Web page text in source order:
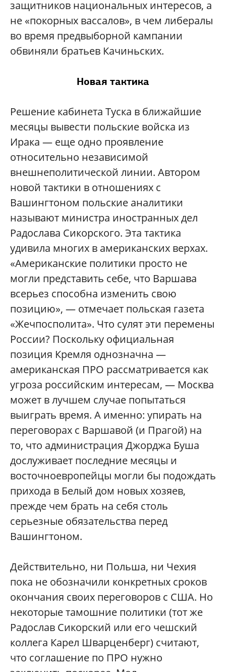
защитников национальных интересов, а
не «покорных вассалов», в чем либералы
во время предвыборной кампании
обвиняли братьев Качиньских.
Новая тактика
Решение кабинета Туска в ближайшие
месяцы вывести польские войска из
Ирака — еще одно проявление
относительно независимой
внешнеполитической линии. Автором
новой тактики в отношениях с
Вашингтоном польские аналитики
называют министра иностранных дел
Радослава Сикорского. Эта тактика
удивила многих в американских верхах.
«Американские политики просто не
могли представить себе, что Варшава
всерьез способна изменить свою
позицию», — отмечает польская газета
«Жечпосполита». Что сулят эти перемены
России? Поскольку официальная
позиция Кремля однозначна —
американская ПРО рассматривается как
угроза российским интересам, — Москва
может в лучшем случае попытаться
выиграть время. А именно: упирать на
переговорах с Варшавой (и Прагой) на
то, что администрация Джорджа Буша
дослуживает последние месяцы и
восточноевропейцы могли бы подождать
прихода в Белый дом новых хозяев,
прежде чем брать на себя столь
серьезные обязательства перед
Вашингтоном.
Действительно, ни Польша, ни Чехия
пока не обозначили конкретных сроков
окончания своих переговоров с США. Но
некоторые тамошние политики (тот же
Радослав Сикорский или его чешский
коллега Карел Шварценберг) считают,
что соглашение по ПРО нужно